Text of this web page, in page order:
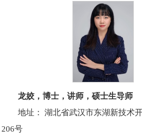
龙姣，博士，讲师，硕士生导师
地址： 湖北省武汉市东湖新技术
206号